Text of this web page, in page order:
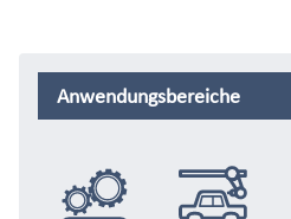
Anwendungsbereiche